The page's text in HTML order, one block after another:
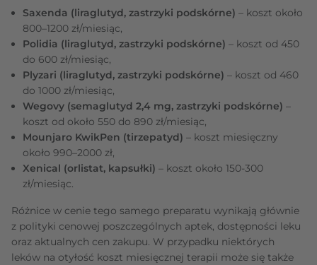
Saxenda (liraglutyd, zastrzyki podskórne) – koszt około
800–1200 zł/miesiąc,
Polidia (liraglutyd, zastrzyki podskórne) – koszt od 450
do 600 zł/miesiąc,
Plyzari (liraglutyd, zastrzyki podskórne) – koszt od 460
do 1000 zł/miesiąc,
Wegovy (semaglutyd 2,4 mg, zastrzyki podskórne) –
koszt od około 550 do 890 zł/miesiąc,
Mounjaro KwikPen (tirzepatyd) – koszt miesięczny
około 990–2000 zł,
Xenical (orlistat, kapsułki) – koszt około 150-300
zł/miesiąc.
Różnice w cenie tego samego preparatu wynikają głównie
z polityki cenowej poszczególnych aptek, dostępności leku
oraz aktualnych cen zakupu. W przypadku niektórych
leków na otyłość koszt miesięcznej terapii może się także